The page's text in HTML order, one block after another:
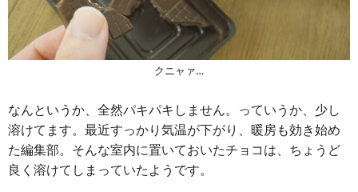
クニャァ…
なんというか、全然パキパキしません。っていうか、少し
溶けてます。最近すっかり気温が下がり、暖房も効き始め
た編集部。そんな室内に置いておいたチョコは、ちょうど
良く溶けてしまっていたようです。